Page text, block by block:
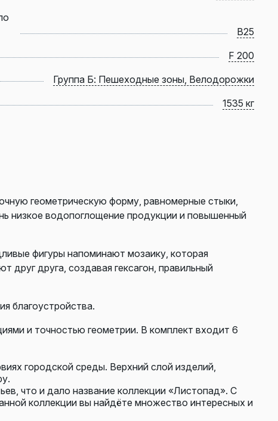
B25
F 200
Группа Б: Пешеходные зоны, Велодорожки
1535 кг
геометрическую форму, равномерные стыки,
низкое водопоглощение продукции и повышенный
фигуры напоминают мозаику, которая
друга, создавая гексагон, правильный
благоустройства.
и точностью геометрии. В комплект входит 6
городской среды. Верхний слой изделий,
что и дало название коллекции «Листопад». С
коллекции вы найдёте множество интересных и